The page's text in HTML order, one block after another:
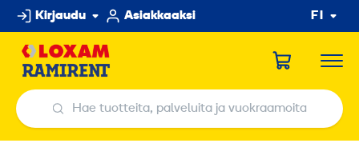
Hyppää
sisältöön
Kirjaudu Asiakkaaksi FI
Hae tuotteita, palveluita ja vuokraamoita
Hae tuotteita, palveluita ja vuokraamoita